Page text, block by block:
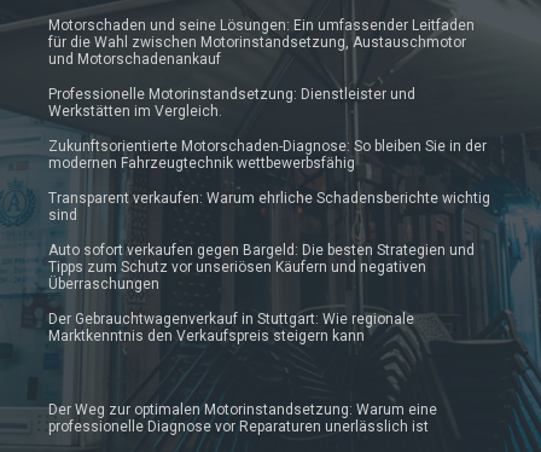
Motorschaden und seine Lösungen: Ein umfassender Leitfaden
für die Wahl zwischen Motorinstandsetzung, Austauschmotor
und Motorschadenankauf
Professionelle Motorinstandsetzung: Dienstleister und
Werkstätten im Vergleich.
Zukunftsorientierte Motorschaden-Diagnose: So bleiben Sie in der
modernen Fahrzeugtechnik wettbewerbsfähig
Transparent verkaufen: Warum ehrliche Schadensberichte wichtig
sind
Auto sofort verkaufen gegen Bargeld: Die besten Strategien und
Tipps zum Schutz vor unseriösen Käufern und negativen
Überraschungen
Der Gebrauchtwagenverkauf in Stuttgart: Wie regionale
Marktkenntnis den Verkaufspreis steigern kann
Der Weg zur optimalen Motorinstandsetzung: Warum eine
professionelle Diagnose vor Reparaturen unerlässlich ist